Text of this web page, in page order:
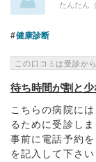
たんたん
健康診断
この口コミは受診か
待ち時間が割と少
こちらの病院に
るために受診しま
事前に電話予約
を記入して下さ